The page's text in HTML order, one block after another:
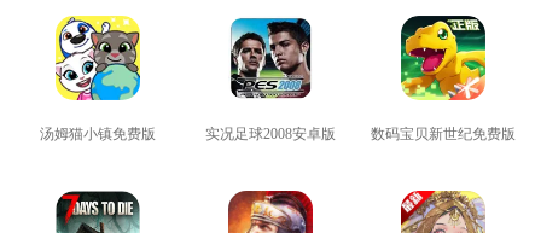
汤姆猫小镇免费版 实况足球2008安卓版 数码宝贝新世纪免费版